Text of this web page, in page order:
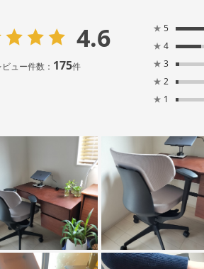
4.6
ビュー件数： 175件
★ 5
★ 4
★ 3
★ 2
★ 1